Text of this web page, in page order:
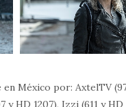
en México por: AxtelTV
y HD 1207), Izzi (611 y